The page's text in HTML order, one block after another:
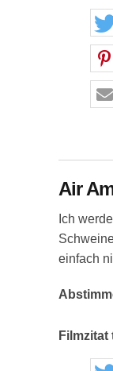
Air
Ich
einfach
Filmzitat